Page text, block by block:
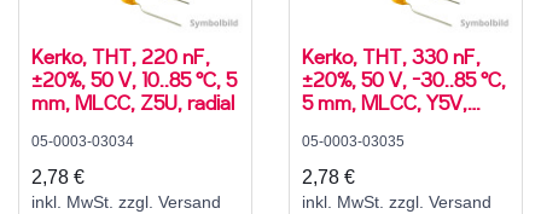
Kerko, THT, 220 nF,
±20%, 50 V, 10..85 °C, 5
mm, MLCC, Z5U, radial
05-0003-03034
2,78 €
inkl. MwSt. zzgl. Versand
Kerko, THT, 330 nF,
±20%, 50 V, -30..85 °C,
5 mm, MLCC, Y5V,
05-0003-03035
2,78 €
inkl. MwSt. zzgl. Versand